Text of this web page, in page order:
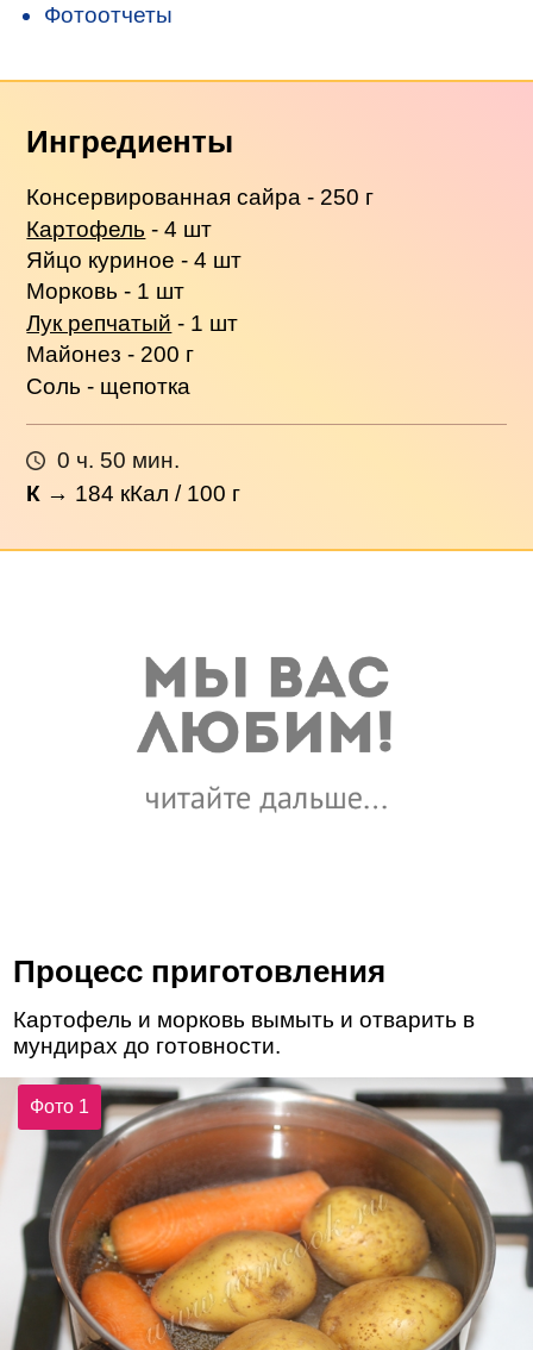
Фотоотчеты
Ингредиенты
Консервированная сайра - 250 г
Картофель - 4 шт
Яйцо куриное - 4 шт
Морковь - 1 шт
Лук репчатый - 1 шт
Майонез - 200 г
Соль - щепотка
0 ч. 50 мин.
К → 184 кКал / 100 г
Процесс приготовления
Картофель и морковь вымыть и отварить в
мундирах до готовности.
Фото 1